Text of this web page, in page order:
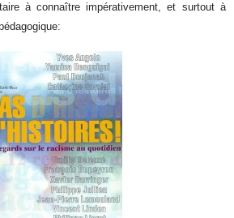
à connaître impérativement, et surtout à